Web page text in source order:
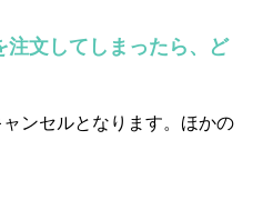
注文してしまったら、ど
ンセルとなります。ほかの